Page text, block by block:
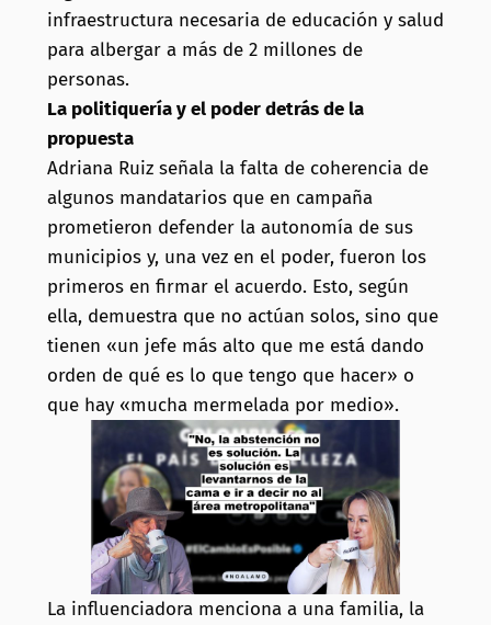
infraestructura necesaria de educación y salud
para albergar a más de 2 millones de
personas.
La politiquería y el poder detrás de la
propuesta
Adriana Ruiz señala la falta de coherencia de
algunos mandatarios que en campaña
prometieron defender la autonomía de sus
municipios y, una vez en el poder, fueron los
primeros en firmar el acuerdo. Esto, según
ella, demuestra que no actúan solos, sino que
tienen «un jefe más alto que me está dando
orden de qué es lo que tengo que hacer» o
que hay «mucha mermelada por medio».
La influenciadora menciona a una familia, la